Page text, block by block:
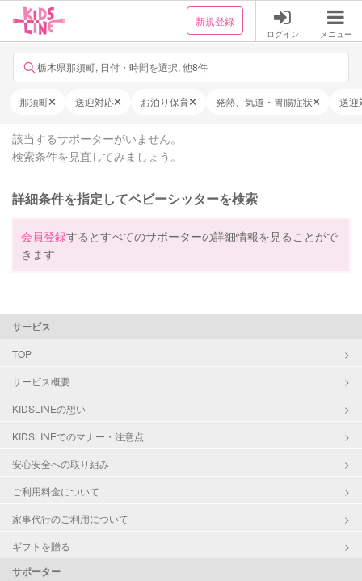
新規登録
ログイン メニュー
栃木県那須町, 日付・時間を選択, 他8件
那須町 送迎対応 お泊り保育 発熱、気道・胃腸症状 送迎
該当するサポーターがいません。
検索条件を見直してみましょう。
詳細条件を指定してベビーシッターを検索
会員登録するとすべてのサポーターの詳細情報を見ることがで
きます
サービス
TOP
サービス概要
KIDSLINEの想い
KIDSLINEでのマナー・注意点
安心安全への取り組み
ご利用料金について
家事代行のご利用について
ギフトを贈る
サポーター